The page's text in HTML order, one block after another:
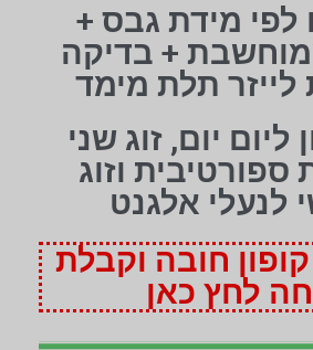
לפי מידת גבס +
+ בדיקה
תלת מימד
ליום יום, זוג שני
ספורטיבית וזוג
לנעלי אלגנט
חובה וקבלת
לחץ כאן